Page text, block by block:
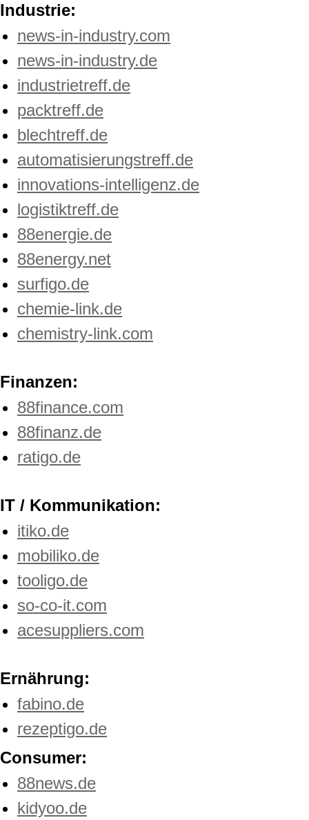
Industrie:
news-in-industry.com
news-in-industry.de
industrietreff.de
packtreff.de
blechtreff.de
automatisierungstreff.de
innovations-intelligenz.de
logistiktreff.de
88energie.de
88energy.net
surfigo.de
chemie-link.de
chemistry-link.com
Finanzen:
88finance.com
88finanz.de
ratigo.de
IT / Kommunikation:
itiko.de
mobiliko.de
tooligo.de
so-co-it.com
acesuppliers.com
Ernährung:
fabino.de
rezeptigo.de
Consumer:
88news.de
kidyoo.de